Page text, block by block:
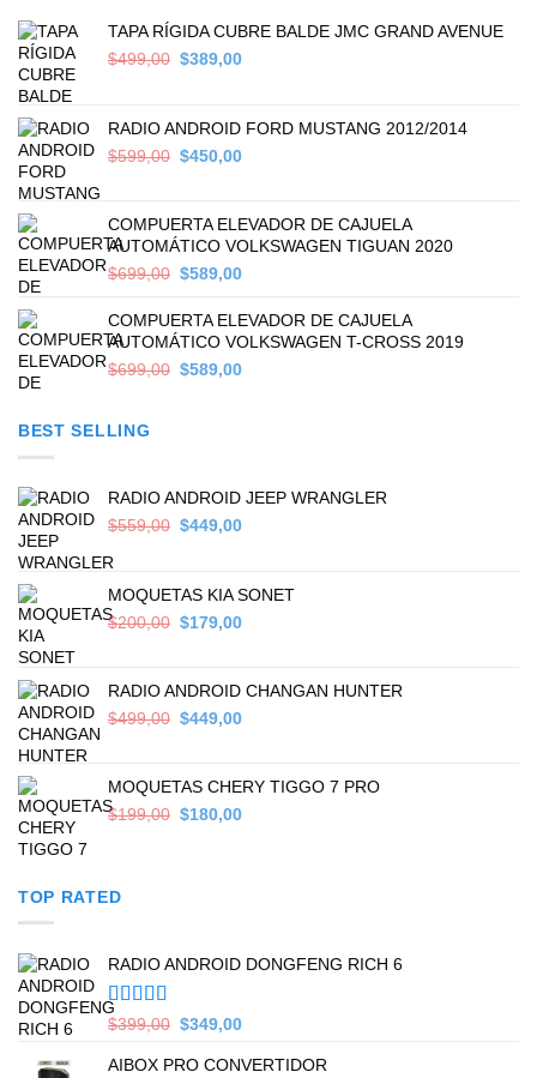
TAPA RÍGIDA CUBRE BALDE JMC GRAND AVENUE
$499,00 Original
$499,00.
$389,00Current
$389,00.
RADIO ANDROID FORD MUSTANG 2012/2014
$599,00 Original
$599,00.
$450,00Current
$450,00.
COMPUERTA ELEVADOR DE CAJUELA
AUTOMÁTICO VOLKSWAGEN TIGUAN 2020
$699,00 Original
was:
$699,00.
$589,00Current
is:
$589,00.
COMPUERTA ELEVADOR DE CAJUELA
AUTOMÁTICO VOLKSWAGEN T-CROSS 2019
$699,00 Original
$589,00Current
BEST SELLING
RADIO ANDROID JEEP WRANGLER
$559,00 Original
$559,00.
$449,00Current
$449,00.
MOQUETAS KIA SONET
$200,00 Original
$200,00.
$179,00Current
$179,00.
RADIO ANDROID CHANGAN HUNTER
$499,00 Original
$499,00.
$449,00Current
$449,00.
MOQUETAS CHERY TIGGO 7 PRO
$199,00 Original
$180,00Current
TOP RATED
RADIO ANDROID DONGFENG RICH 6
Valorado en
$399,00 Original
was:
$349,00Current
is:
AIBOX PRO CONVERTIDOR